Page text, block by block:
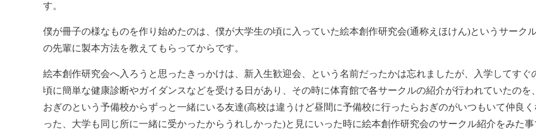
す。
僕が冊子の様なものを作り始めたのは、僕が大学生の頃に入っていた絵本創作研究会(通称えほけん)というサーク
の先輩に製本方法を教えてもらってからです。
絵本創作研究会へ入ろうと思ったきっかけは、新入生歓迎会、という名前だったかは忘れましたが、入学してすぐ
頃に簡単な健康診断やガイダンスなどを受ける日があり、その時に体育館で各サークルの紹介が行われていたのを、
おぎのという予備校からずっと一緒にいる友達(高校は違うけど昼間に予備校に行ったらおぎのがいつもいて仲良く
った、大学も同じ所に一緒に受かったからうれしかった)と見にいった時に絵本創作研究会のサークル紹介をみた事